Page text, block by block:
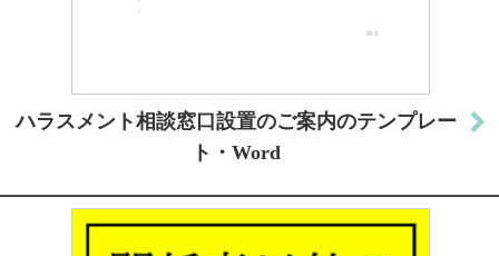
ハラスメント相談窓口設置のご案内のテンプレー
ト・Word